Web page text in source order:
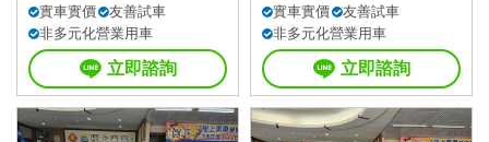
實車實價
友善試車
非多元化營業用車
立即諮詢
實車實價
友善試車
非多元化營業用車
立即諮詢